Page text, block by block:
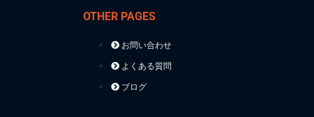
OTHER PAGES
お問い合わせ
よくある質問
ブログ